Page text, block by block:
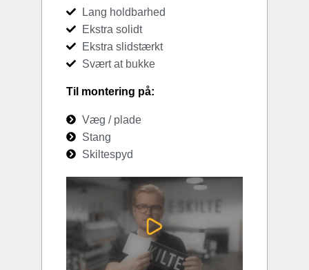
Lang holdbarhed
Ekstra solidt
Ekstra slidstærkt
Svært at bukke
Til montering på:
Væg / plade
Stang
Skiltespyd